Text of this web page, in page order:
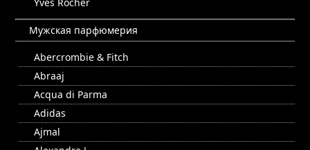
Мужская парфюмерия
Abercrombie & Fitch
Abraaj
Acqua di Parma
Adidas
Ajmal